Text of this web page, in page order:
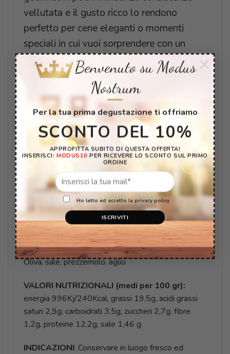
Benvenuto su Modus
Nostrum
Per la tua prima degustazione ti offriamo
SCONTO DEL 10%
APPROFITTA SUBITO DI QUESTA OFFERTA!
INSERISCI:MODUS10 PER RICEVERE LO SCONTO SUL PRIMO
ORDINE
Ho letto ed accetto la privacy policy
×
vellutata e il gusto ricco lo rendono
perfetto per cene eleganti o momenti
speciali in cui vuoi sorprendere con un
piatto che trasmette qualità e autenticità.
Modus Nostrum, sinonimo di genuinità e
tradizione, ti invita a vivere un’esperienza
gastronomica senza eguali con questo
sugo, pensato per chi ama il meglio della
cucina italiana.
Scegli Modus Nostrum – Genuinità a
Tavola.
CONFEZIONE:vasetto da 220g
INGREDIENTI:pomodoro pelato 60%, astice blu
(Homarus Gammarus) 30%, olio ExtraVergine di
Oliva, sale, prezzemolo, aglio
VALORI NUTRIZIONALI (medi per 100 gr):
energia 996Kj/240Kcal, grassi 19,5g, acidi grassi
saturi 2,9g, carboidrati 3,5g, zuccheri 2,7g, fibre
1,2g, proteine 12,2g, sale 1,46 g
INDICAZIONI: Conservare in luogo fresco ed